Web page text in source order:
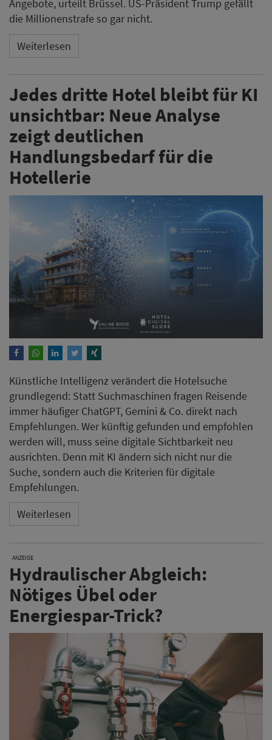
Angebote, urteilt Brüssel. US-Präsident Trump gefällt
die Millionenstrafe so gar nicht.
Weiterlesen
Jedes dritte Hotel bleibt für KI
unsichtbar: Neue Analyse
zeigt deutlichen
Handlungsbedarf für die
Hotellerie
Künstliche Intelligenz verändert die Hotelsuche
grundlegend: Statt Suchmaschinen fragen Reisende
immer häufiger ChatGPT, Gemini & Co. direkt nach
Empfehlungen. Wer künftig gefunden und empfohlen
werden will, muss seine digitale Sichtbarkeit neu
ausrichten. Denn mit KI ändern sich nicht nur die
Suche, sondern auch die Kriterien für digitale
Empfehlungen.
Weiterlesen
ANZEIGE
Hydraulischer Abgleich:
Nötiges Übel oder
Energiespar-Trick?